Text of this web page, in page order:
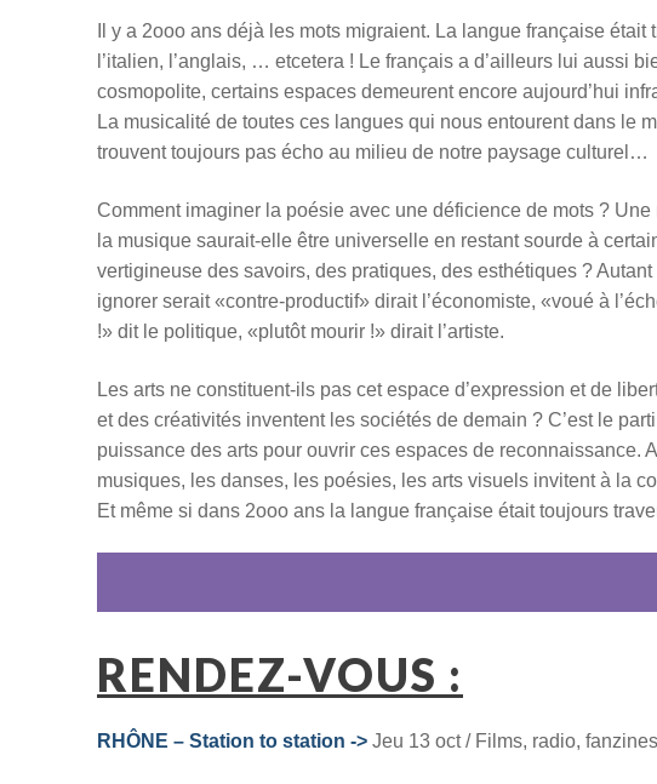
Il y a 2ooo ans déjà les mots migraient. La langue française
l’italien, l’anglais, … etcetera ! Le français a d’ailleurs lui aussi
cosmopolite, certains espaces demeurent encore aujourd’hui
La musicalité de toutes ces langues qui nous entourent dans le
trouvent toujours pas écho au milieu de notre paysage culturel…
Comment imaginer la poésie avec une déficience de mots ?
la musique saurait-elle être universelle en restant sourde à
vertigineuse des savoirs, des pratiques, des esthétiques ?
ignorer serait «contre-productif» dirait l’économiste, «voué à
!» dit le politique, «plutôt mourir !» dirait l’artiste.
Les arts ne constituent-ils pas cet espace d’expression et de
et des créativités inventent les sociétés de demain ? C’est le
puissance des arts pour ouvrir ces espaces de reconnaissance.
musiques, les danses, les poésies, les arts visuels invitent à la
Et même si dans 2ooo ans la langue française était toujours
RENDEZ-VOUS :
RHÔNE – Station to station -> Jeu 13 oct / Films, radio,